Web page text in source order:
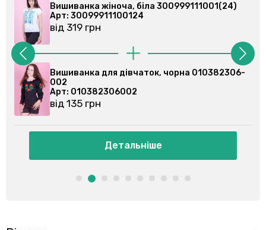
Вишиванка жіноча, біла 300999111001(24)
Арт: 30099911100124
від 319 грн
Вишиванка для дівчаток, чорна 010382306-
002
Арт: 010382306002
від 135 грн
Детальніше